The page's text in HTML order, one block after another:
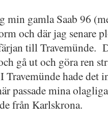
min gamla Saab 96
och där jag senare
till Travemünde.
gå ut och göra ren
Travemünde hade det
passade mina
från Karlskrona.